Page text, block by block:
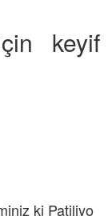
keyif
ki Patiliyo